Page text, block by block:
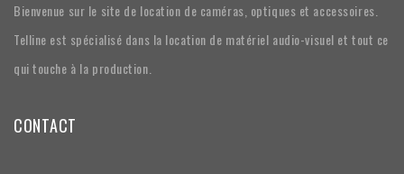
Bienvenue sur le site de location de caméras, optiques et accessoires.
Telline est spécialisé dans la location de matériel audio-visuel et tout ce
qui touche à la production.
CONTACT